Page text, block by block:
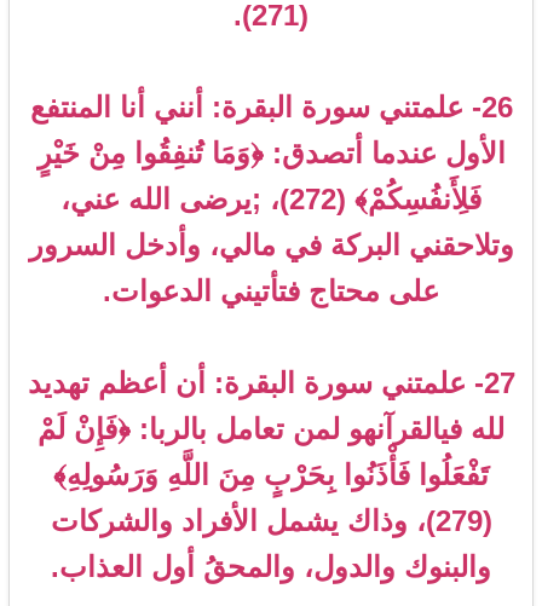
(271).
26- علمتني سورة البقرة: أنني أنا المنتفع
الأول عندما أتصدق: ﴿وَمَا تُنفِقُوا مِنْ خَيْرٍ
فَلِأَنفُسِكُمْ﴾ (272)، ;يرضى الله عني،
وتلاحقني البركة في مالي، وأدخل السرور
على محتاج فتأتيني الدعوات.
27- علمتني سورة البقرة: أن أعظم تهديد
لله فيالقرآنهو لمن تعامل بالربا: ﴿فَإِنْ لَمْ
تَفْعَلُوا فَأْذَنُوا بِحَرْبٍ مِنَ اللَّهِ وَرَسُولِهِ﴾
(279)، وذاك يشمل الأفراد والشركات
والبنوك والدول، والمحقُ أول العذاب.